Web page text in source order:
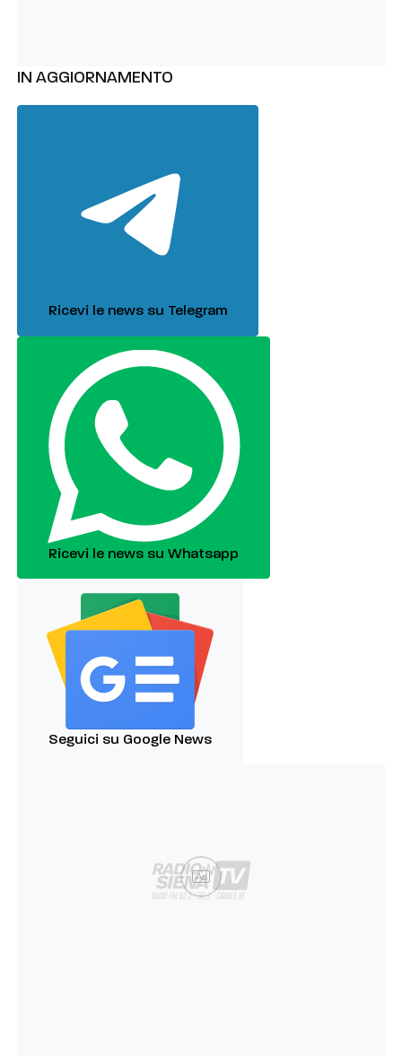
IN AGGIORNAMENTO
Ricevi le news su Telegram
Ricevi le news su Whatsapp
Seguici su Google News
Ad